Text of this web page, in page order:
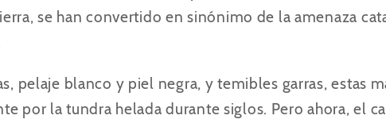
se han convertido en sinónimo de la amenaza
pelaje blanco y piel negra, y temibles garras,estas
por la tundra helada durante siglos. Pero ahora, el